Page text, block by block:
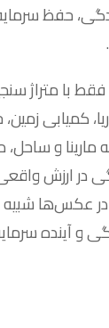
حفظ
فقط با متراژ
کمیابی
و ساحل،
در ارزش
عکس‌ها شبیه
و آینده